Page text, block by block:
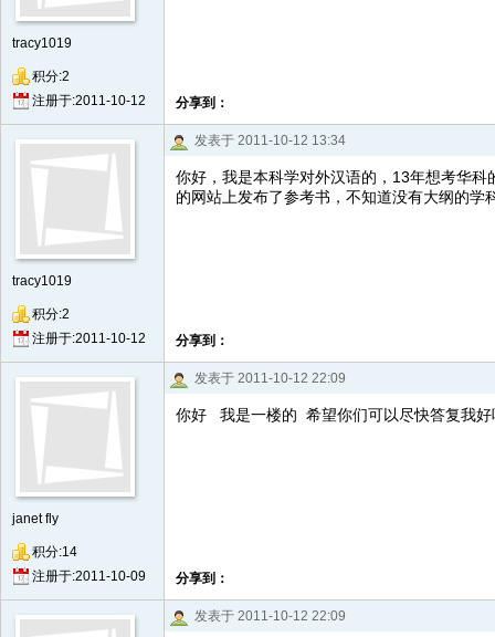
tracy1019
积分:2
注册于:2011-10-12
分享到：
tracy1019
积分:2
注册于:2011-10-12
发表于 2011-10-12 13:34
你好，我是本科学对外汉语的，13年想考华
的网站上发布了参考书，不知道没有大纲的
分享到：
janet fly
积分:14
注册于:2011-10-09
发表于 2011-10-12 22:09
你好 我是一楼的 希望你们可以尽快答复我
分享到：
发表于 2011-10-12 22:09